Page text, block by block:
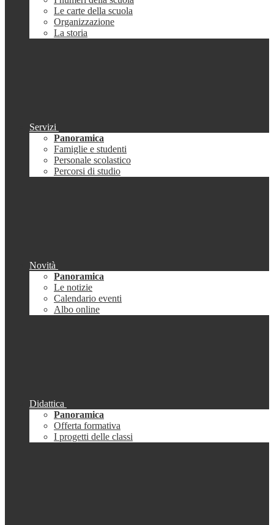
Le carte della scuola
Organizzazione
La storia
Servizi
Panoramica
Famiglie e studenti
Personale scolastico
Percorsi di studio
Novità
Panoramica
Le notizie
Calendario eventi
Albo online
Didattica
Panoramica
Offerta formativa
I progetti delle classi